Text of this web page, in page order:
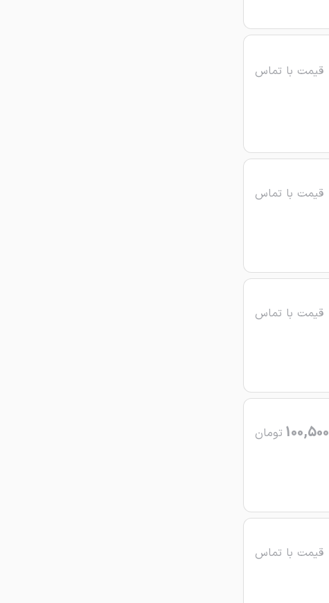
قیمت با تماس
قیمت با تماس
قیمت با تماس
100,500 تومان
قیمت با تماس